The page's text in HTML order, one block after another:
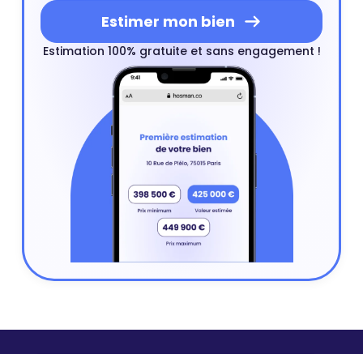
Estimer mon bien
Estimation 100% gratuite et sans engagement !